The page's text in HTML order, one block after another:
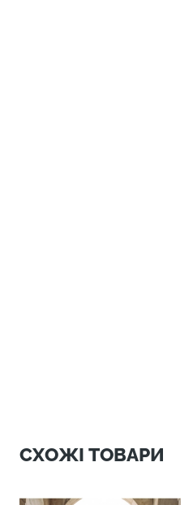
СХОЖІ ТОВАРИ